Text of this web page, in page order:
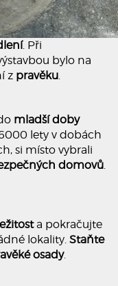
. Při
bylo na
z pravěku.
mladší doby
lety v dobách
si místo vybrali
domovů.
a pokračujte
lokality. Staňte
osady.